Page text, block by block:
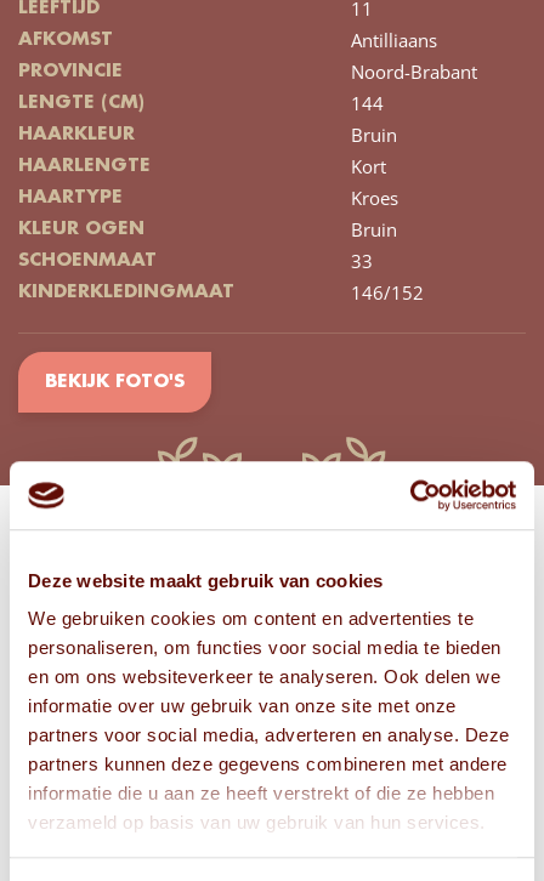
Deze website maakt gebruik van cookies
We gebruiken cookies om content en advertenties te
personaliseren, om functies voor social media te bieden
en om ons websiteverkeer te analyseren. Ook delen we
informatie over uw gebruik van onze site met onze
partners voor social media, adverteren en analyse. Deze
partners kunnen deze gegevens combineren met andere
informatie die u aan ze heeft verstrekt of die ze hebben
verzameld op basis van uw gebruik van hun services.
LEEFTIJD 11
AFKOMST Antilliaans
PROVINCIE Noord-Brabant
LENGTE (CM) 144
HAARKLEUR Bruin
HAARLENGTE Kort
HAARTYPE Kroes
KLEUR OGEN Bruin
SCHOENMAAT 33
KINDERKLEDINGMAAT 146/152
BEKIJK FOTO'S
Bekijk
FOTO'S